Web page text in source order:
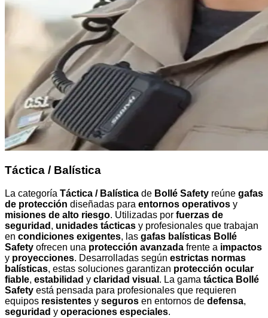
Táctica / Balística
La categoría Táctica / Balística de Bollé Safety reúne gafas
de protección diseñadas para entornos operativos y
misiones de alto riesgo. Utilizadas por fuerzas de
seguridad , unidades tácticas y profesionales que trabajan
en condiciones exigentes, las gafas balísticas Bollé
Safety ofrecen una protección avanzada frente a impactos
y proyecciones. Desarrolladas según estrictas normas
balísticas, estas soluciones garantizan protección ocular
fiable, estabilidad y claridad visual . La gama táctica Bollé
Safety está pensada para profesionales que requieren
equipos resistentes y seguros en entornos de defensa,
seguridad y operaciones especiales.